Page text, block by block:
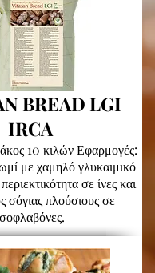
BREAD LGI
IRCA
10 κιλών Εφαρμογές:
με χαμηλό γλυκαιμικό
σε ίνες και
σόγιας πλούσιους σε